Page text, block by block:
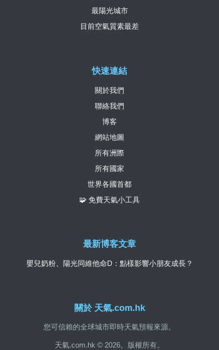
關於 天氣.com.hk
您可信賴的全球城市即時天氣預報來源。
天氣.com.hk © 2026。版權所有。
快速連結
關於我們
聯絡我們
博客
網站地圖
所有洲際
所有國家
世界各國首都
🧩 免費天氣小工具
最陽光城市
目前空氣質素最差
最新博客文章
嬰兒奶粉、陽光同維他命D：點樣影響小朋友成長？